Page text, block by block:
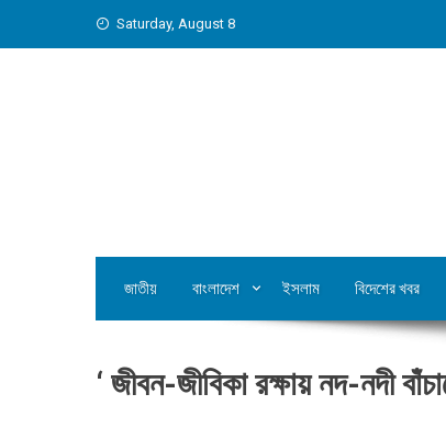
Saturday, August 8
জাতীয় বাংলাদেশ ইসলাম বিদেশের খবর
‘ জীবন-জীবিকা রক্ষায় নদ-নদী